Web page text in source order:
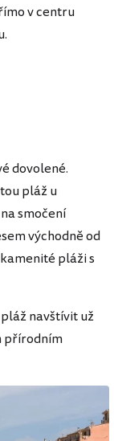
v centru
dovolené.
pláž u
smočení
východně od
pláži s
navštívit už
přírodním